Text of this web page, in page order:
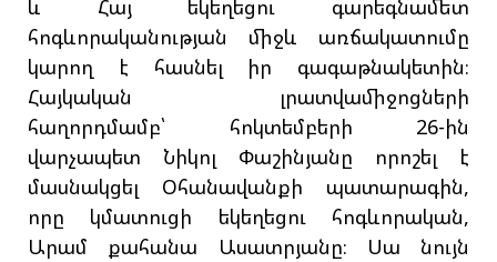
և Հայ եկեղեցու գարեգնամետ
հոգևորականության միջև առճակատումը
կարող է հասնել իր գագաթնակետին։
Հայկական լրատվամիջոցների
հաղորդմամբ՝ հոկտեմբերի 26-ին
վարչապետ Նիկոլ Փաշինյանը որոշել է
մասնակցել Օհանավանքի պատարագին,
որը կմատուցի եկեղեցու հոգևորական,
Արամ քահանա Ասատրյանը։ Սա նույն